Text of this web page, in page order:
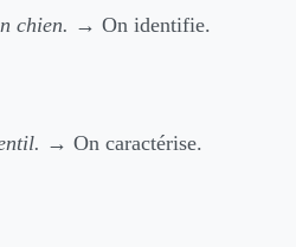
chien. → On identifie.
→ On caractérise.